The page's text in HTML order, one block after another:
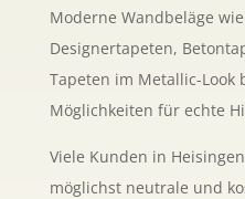
Moderne Wandbeläge
Designertapeten,
Tapeten im Metallic-Look
Möglichkeiten für echte
Viele Kunden in
möglichst neutrale und